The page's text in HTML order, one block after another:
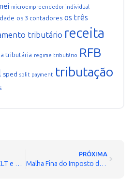
microempreendedor individual
os 3 contadores os três
tributário receita
tributária regime tributário RFB
sped split payment tributação
Consignado para CLT e MEI: Regras, Funcionamento e Guia Completo para Solicitação
PRÓXIMA
Malha Fina do Imposto de Renda: Como Consultar, Regularizar e Garantir sua Restituição